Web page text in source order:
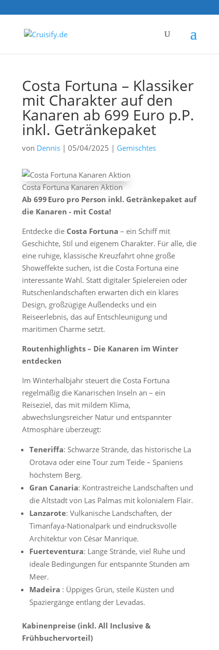
Costa Fortuna – Klassiker
mit Charakter auf den
Kanaren ab 699 Euro p.P.
inkl. Getränkepaket
von Dennis| 05/04/2025 | Gemischtes
Costa Fortuna Kanaren Aktion
Ab 699 Euro pro Person inkl. Getränkepaket auf
die Kanaren - mit Costa!
Entdecke die Costa Fortuna – ein Schiff mit
Geschichte, Stil und eigenem Charakter. Für alle, die
eine ruhige, klassische Kreuzfahrt ohne große
Showeffekte suchen, ist die Costa Fortuna eine
interessante Wahl. Statt digitaler Spielereien oder
Rutschenlandschaften erwarten dich ein klares
Design, großzügige Außendecks und ein
Reiseerlebnis, das auf Entschleunigung und
maritimen Charme setzt.
Routenhighlights – Die Kanaren im Winter
entdecken
Im Winterhalbjahr steuert die Costa Fortuna
regelmäßig die Kanarischen Inseln an – ein
Reiseziel, das mit mildem Klima,
abwechslungsreicher Natur und entspannter
Atmosphäre überzeugt:
Teneriffa: Schwarze Strände, das historische La
Orotava oder eine Tour zum Teide – Spaniens
höchstem Berg.
Gran Canaria: Kontrastreiche Landschaften und
die Altstadt von Las Palmas mit kolonialem Flair.
Lanzarote: Vulkanische Landschaften, der
Timanfaya-Nationalpark und eindrucksvolle
Architektur von César Manrique.
Fuerteventura: Lange Strände, viel Ruhe und
ideale Bedingungen für entspannte Stunden am
Meer.
Madeira : Üppiges Grün, steile Küsten und
Spaziergänge entlang der Levadas.
Kabinenpreise (inkl. All Inclusive &
Frühbuchervorteil)